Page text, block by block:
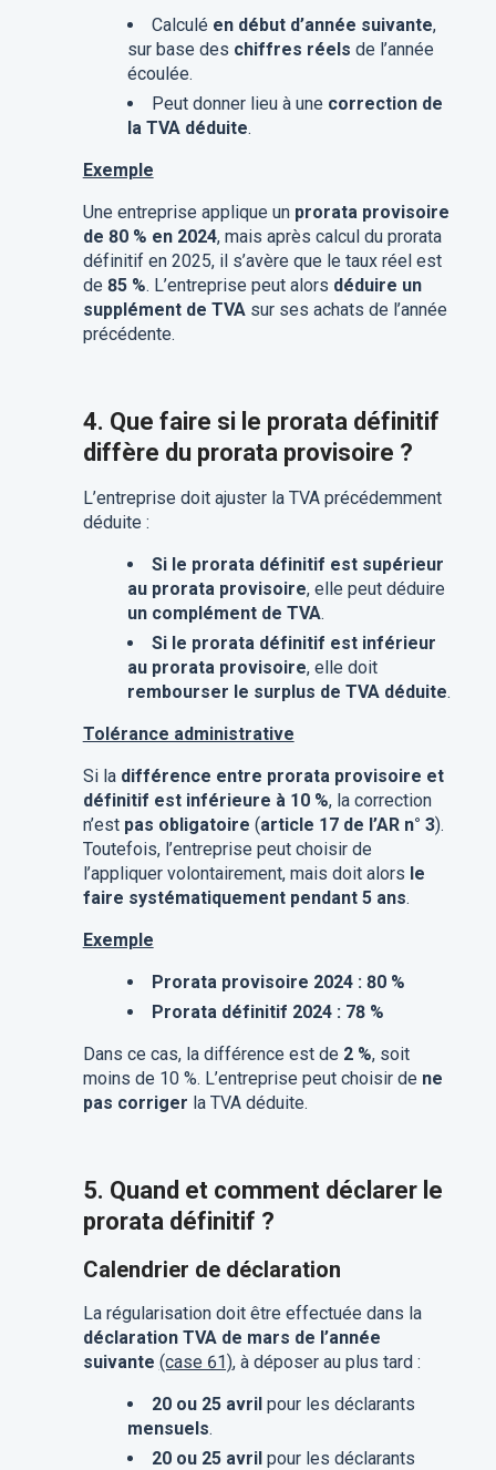
Calculé en début d’année suivante,
sur base des chiffres réels de l’année
écoulée.
Peut donner lieu à une correction de
la TVA déduite.
Exemple
Une entreprise applique un prorata provisoire
de 80 % en 2024, mais après calcul du prorata
définitif en 2025, il s’avère que le taux réel est
de 85 %. L’entreprise peut alors déduire un
supplément de TVAsur ses achats de l’année
précédente.
4. Que faire si le prorata définitif
diffère du prorata provisoire ?
L’entreprise doit ajuster la TVA précédemment
déduite :
Si le prorata définitif est supérieur
au prorata provisoire, elle peut déduire
un complément de TVA.
Si le prorata définitif est inférieur
au prorata provisoire, elle doit
rembourser le surplus de TVA déduite.
Tolérance administrative
Si la différence entre prorata provisoire et
définitif est inférieure à 10 %, la correction
n’est pas obligatoire (article 17 de l’AR n° 3).
Toutefois, l’entreprise peut choisir de
l’appliquer volontairement, mais doit alors le
faire systématiquement pendant 5 ans.
Exemple
Prorata provisoire 2024 : 80 %
Prorata définitif 2024 : 78 %
Dans ce cas, la différence est de 2 %, soit
moins de 10 %. L’entreprise peut choisir de ne
pas corriger la TVA déduite.
5. Quand et comment déclarer le
prorata définitif ?
Calendrier de déclaration
La régularisation doit être effectuée dans la
déclaration TVA de mars de l’année
suivante (case 61), à déposer au plus tard :
20 ou 25 avrilpour les déclarants
mensuels.
20 ou 25 avrilpour les déclarants